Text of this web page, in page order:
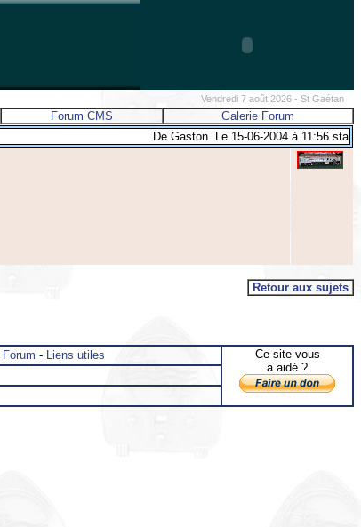
Vendredi 7 août 2026 - St Gaétan
Forum CMS
Galerie Forum
De Gaston Le 15-06-2004 à 11:56 sta
Retour aux sujets
Forum - Liens utiles
Ce site vous
a aidé ?